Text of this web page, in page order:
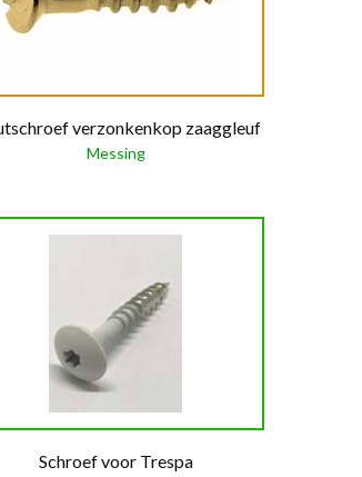
verzonkenkop zaaggleuf
Messing
Schroef voor Trespa